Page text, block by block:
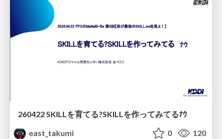
260422 SKILLを育てる?SKILLを作ってみてるﾅｳ
east_takumi
0 120